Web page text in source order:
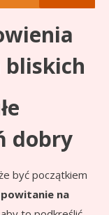
bliskich
dobry
być początkiem
powitanie na